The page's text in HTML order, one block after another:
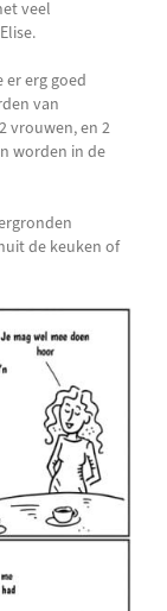
veel
er erg goed
van
vrouwen, en 2
worden in de
de keuken of